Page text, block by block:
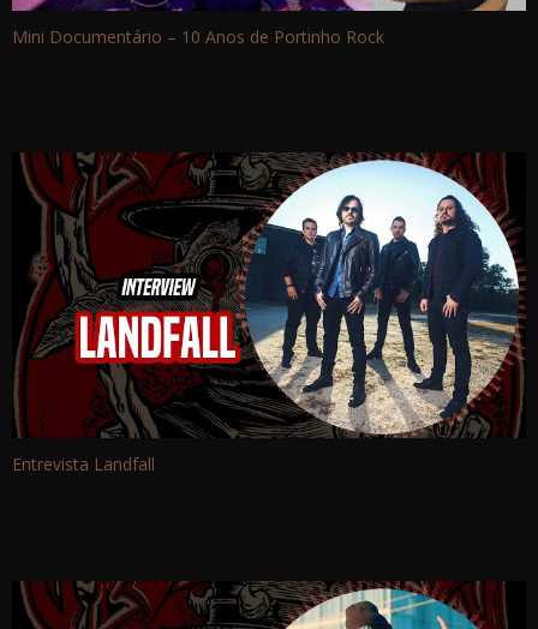
Mini Documentário – 10 Anos de Portinho Rock
Entrevista Landfall